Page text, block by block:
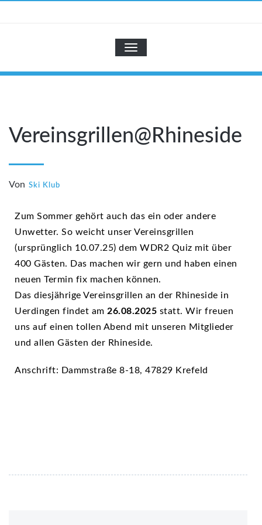
NAVIGATION UMSCHALTEN
Vereinsgrillen@Rhineside
Von Ski Klub
Zum Sommer gehört auch das ein oder andere
Unwetter. So weicht unser Vereinsgrillen
(ursprünglich 10.07.25) dem WDR2 Quiz mit über
400 Gästen. Das machen wir gern und haben einen
neuen Termin fix machen können.
Das diesjährige Vereinsgrillen an der Rhineside in
Uerdingen findet am 26.08.2025 statt. Wir freuen
uns auf einen tollen Abend mit unseren Mitglieder
und allen Gästen der Rhineside.
Anschrift: Dammstraße 8-18, 47829 Krefeld